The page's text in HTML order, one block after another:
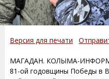
Версия для печати
МАГАДАН. КОЛЫМА-ИНФОРМ.
81-ой годовщины Победы в